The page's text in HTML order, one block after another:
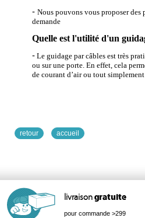
- Nous pouvons vous proposer des
demande
Quelle est l'utilité d'un
- Le guidage par câbles est très
ou sur une porte. En effet, cela
de courant d’air ou tout
retour accueil
livraisongratuite
pour commande >299